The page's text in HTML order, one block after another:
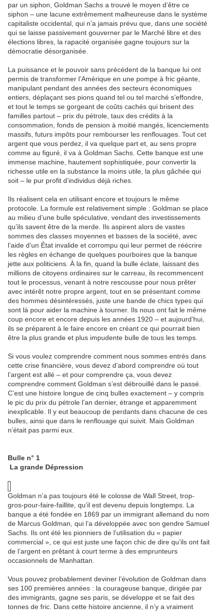
par un siphon, Goldman Sachs a trouvé le moyen d’être ce
siphon – une lacune extrêmement malheureuse dans le système
capitaliste occidental, qui n’a jamais prévu que, dans une société
qui se laisse passivement gouverner par le Marché libre et des
élections libres, la rapacité organisée gagne toujours sur la
démocratie désorganisée.
La puissance et le pouvoir sans précédent de la banque lui ont
permis de transformer l’Amérique en une pompe à fric géante,
manipulant pendant des années des secteurs économiques
entiers, déplaçant ses pions quand tel ou tel marché s’effondre,
et tout le temps se gorgeant de coûts cachés qui brisent des
familles partout – prix du pétrole, taux des crédits à la
consommation, fonds de pension à moitié mangés, licenciements
massifs, futurs impôts pour rembourser les renflouages. Tout cet
argent que vous perdez, il va quelque part et, au sens propre
comme au figuré, il va à Goldman Sachs. Cette banque est une
immense machine, hautement sophistiquée, pour convertir la
richesse utile en la substance la moins utile, la plus gâchée qui
soit – le pur profit d’individus déjà riches.
Ils réalisent cela en utilisant encore et toujours le même
protocole. La formule est relativement simple : Goldman se place
au milieu d’une bulle spéculative, vendant des investissements
qu’ils savent être de la merde. Ils aspirent alors de vastes
sommes des classes moyennes et basses de la société, avec
l’aide d’un État invalide et corrompu qui leur permet de réécrire
les règles en échange de quelques pourboires que la banque
jette aux politiciens. À la fin, quand la bulle éclate, laissant des
millions de citoyens ordinaires sur le carreau, ils recommencent
tout le processus, venant à notre rescousse pour nous prêter
avec intérêt notre propre argent, tout en se présentant comme
des hommes désintéressés, juste une bande de chics types qui
sont là pour aider la machine à tourner. Ils nous ont fait le même
coup encore et encore depuis les années 1920 – et aujourd’hui,
ils se préparent à le faire encore en créant ce qui pourrait bien
être la plus grande et plus impudente bulle de tous les temps.
Si vous voulez comprendre comment nous sommes entrés dans
cette crise financière, vous devez d’abord comprendre où tout
l’argent est allé – et pour comprendre ça, vous devez
comprendre comment Goldman s’est débrouillé dans le passé.
C’est une histoire longue de cinq bulles exactement – y compris
le pic du prix du pétrole l’an dernier, étrange et apparemment
inexplicable. Il y eut beaucoup de perdants dans chacune de ces
bulles, ainsi que dans le renflouage qui suivit. Mais Goldman
n’était pas parmi eux.
Bulle n° 1
La grande Dépression
Goldman n’a pas toujours été le colosse de Wall Street, trop-
gros-pour-faire-faillite, qu’il est devenu depuis longtemps. La
banque a été fondée en 1869 par un immigrant allemand du nom
de Marcus Goldman, qui l’a développée avec son gendre Samuel
Sachs. Ils ont été les pionniers de l’utilisation du « papier
commercial », ce qui est juste une façon chic de dire qu’ils ont fait
de l’argent en prêtant à court terme à des emprunteurs
occasionnels de Manhattan.
Vous pouvez probablement deviner l’évolution de Goldman dans
ses 100 premières années : la courageuse banque, dirigée par
des immigrants, gagne ses paris, se développe et se fait des
tonnes de fric. Dans cette histoire ancienne, il n’y a vraiment